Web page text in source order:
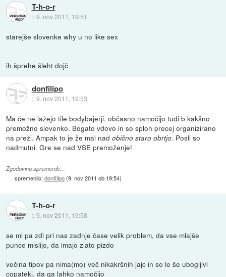
T-h-o-r
::9. nov 2011, 19:51
starejše slovenke why u no like sex
ih šprehe šleht dojč
donfilipo
::9. nov 2011, 19:53
Ma če ne lažejo tile bodybajerji, občasno namočijo tudi b kakšno
premožno slovenko. Bogato vdovo in so sploh precej organizirano
na preži. Ampak to je že mal nadobično staro obrtjo. Posli so
nadmutni. Gre se nad VSE premoženje!
Zgodovina sprememb…
spremenilo:donfilipo(9. nov 2011 ob 19:54)
T-h-o-r
::9. nov 2011, 19:58
se mi pa zdi pri nas zadnje čase velik problem, da vse mlajše
punce mislijo, da imajo zlato pizdo
večina tipov pa nima(mo) več nikakršnih jajc in so le še ubogljivi
copateki, da ga lahko namočijo